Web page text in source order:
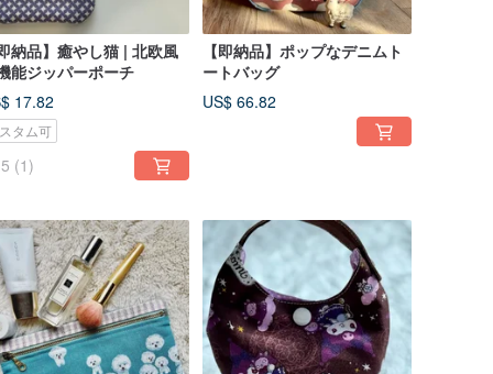
納品】癒やし猫 | 北欧風
能ジッパーポーチ
17.82
タム可
5 (1)
【即納品】ポップなデニムト
ートバッグ
US$ 66.82